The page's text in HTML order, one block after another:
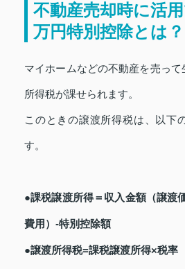
不動産売却時に活
万円特別控除とは？
マイホームなどの不動産を売っ
所得税が課せられます。
このときの譲渡所得税は、以下
す。
●課税譲渡所得＝収入金額（譲渡
費用）-特別控除額
●譲渡所得税=課税譲渡所得×税率